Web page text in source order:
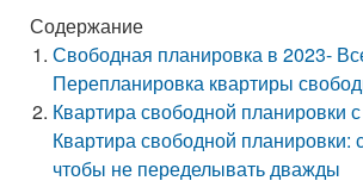
Содержание
Свободная планировка в 2023-
Перепланировка квартиры
Квартира свободной планировки с
Квартира свободной планировки:
чтобы не переделывать дважды